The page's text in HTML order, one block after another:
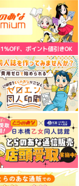
僕・オレたちのこと好
きってほんとう！？
はらへり。
787円（税込）
リーチ兄弟×アズール
サンプル
作品詳細
好きって言ってよ。下
猿と腰掛
専売 1,572円（税込）
呪術廻戦
五条悟×虎杖悠仁
サンプル
カート